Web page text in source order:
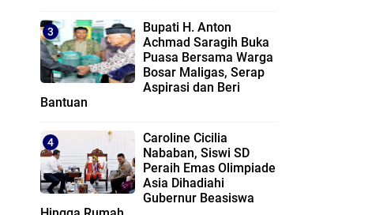
Bupati H. Anton
Achmad Saragih Buka
Puasa Bersama Warga
Bosar Maligas, Serap
Aspirasi dan Beri
Bantuan
Caroline Cicilia
Nababan, Siswi SD
Peraih Emas Olimpiade
Asia Dihadiahi
Gubernur Beasiswa